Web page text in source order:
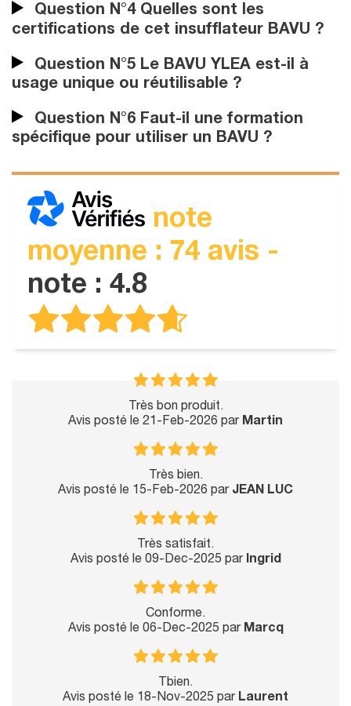
Question N°4 Quelles sont les
certifications de cet insufflateur BAVU ?
Question N°5 Le BAVU YLEA est-il à
usage unique ou réutilisable ?
Question N°6 Faut-il une formation
spécifique pour utiliser un BAVU ?
note
moyenne : 74 avis -
note : 4.8
Très bon produit.
Avis posté le 21-Feb-2026 par Martin
Très bien.
Avis posté le 15-Feb-2026 par JEAN LUC
Très satisfait.
Avis posté le 09-Dec-2025 par Ingrid
Conforme.
Avis posté le 06-Dec-2025 par Marcq
Tbien.
Avis posté le 18-Nov-2025 par Laurent